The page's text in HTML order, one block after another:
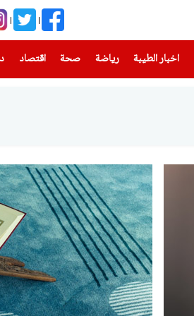
اخبار الطيبة(current) رياضة
(current) صحة(current) اقتصاد